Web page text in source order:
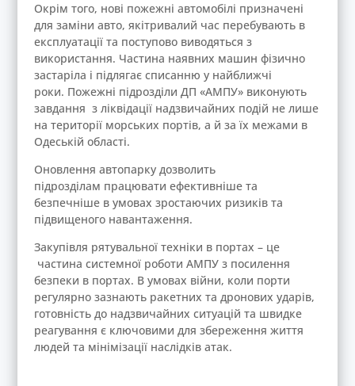
Окрім того, нові пожежні автомобілі призначені
для заміни авто, якітривалий час перебувають в
експлуатації та поступово виводяться з
використання. Частина наявних машин фізично
застаріла і підлягає списанню у найближчі
роки. Пожежні підрозділи ДП «АМПУ» виконують
завдання з ліквідації надзвичайних подій не лише
на території морських портів, а й за їх межами в
Одеській області.
Оновлення автопарку дозволить
підрозділам працювати ефективніше та
безпечніше в умовах зростаючих ризиків та
підвищеного навантаження.
Закупівля рятувальної техніки в портах – це
частина системної роботи АМПУ з посилення
безпеки в портах. В умовах війни, коли порти
регулярно зазнають ракетних та дронових ударів,
готовність до надзвичайних ситуацій та швидке
реагування є ключовими для збереження життя
людей та мінімізації наслідків атак.